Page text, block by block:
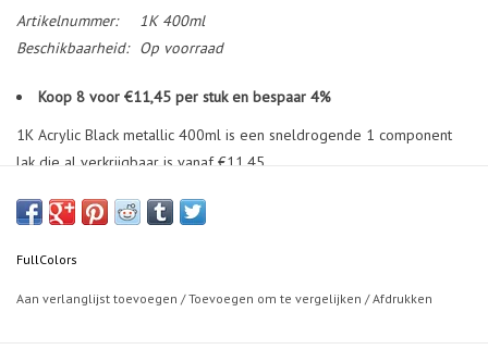
Artikelnummer:
1K 400ml
Beschikbaarheid:
Op voorraad
Koop 8 voor €11,45 per stuk en bespaar 4%
1K Acrylic Black metallic 400ml is een sneldrogende 1 component
lak die al verkrijgbaar is vanaf €11,45
Uitstekende dekkingskracht
Permanente acryl-lak
FullColors
Aan verlanglijst toevoegen /Toevoegen om te vergelijken /Afdrukken